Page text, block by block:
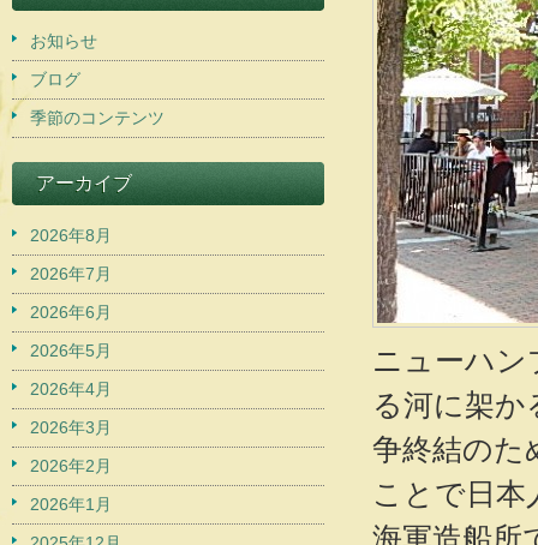
ニューハ
る河に架か
争終結のた
ことで日
海軍造船所
お知らせ
ブログ
季節のコンテンツ
アーカイブ
2026年8月
2026年7月
2026年6月
2026年5月
2026年4月
2026年3月
2026年2月
2026年1月